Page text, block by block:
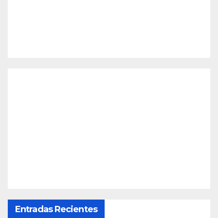
Entradas Recientes